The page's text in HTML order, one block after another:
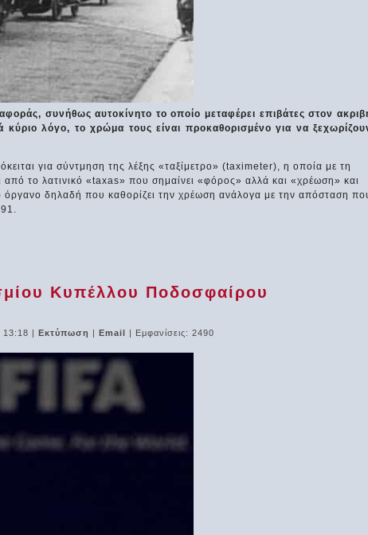
συνήθως αυτοκίνητο το οποίο μεταφέρει επιβάτες στον
λόγο, το χρώμα τους είναι προκαθορισμένο για να
για σύντμηση της λέξης «ταξίμετρο» (taximeter), η οποία με τη
από το λατινικό «taxas» που σημαίνει «φόρος» αλλά και «χρέωση» και
όργανο δηλαδή που καθορίζει την χρέωση ανάλογα με την απόσταση
Κυπέλλου Ποδοσφαίρου
13:18 | Εκτύπωση | Email | Εμφανίσεις: 2490